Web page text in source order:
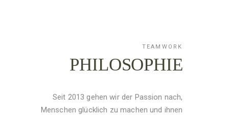
TEAMWORK
PHILOSOPHIE
Seit 2013 gehen wir der Passion nach,
Menschen glücklich zu machen und ihnen